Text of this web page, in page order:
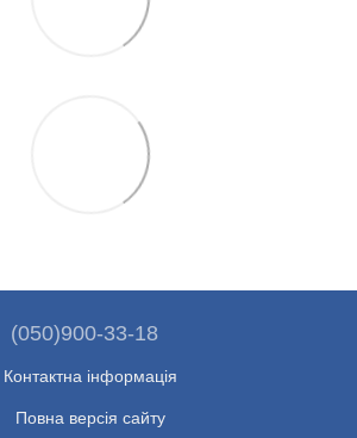
(050)900-33-18
Контактна інформація
Повна версія сайту